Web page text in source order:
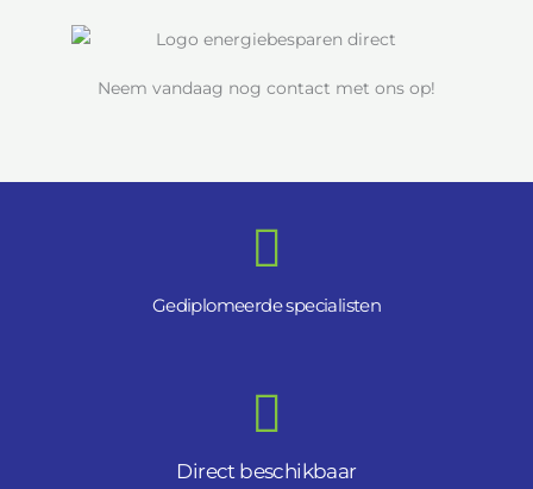
Neem vandaag nog contact met ons op!
Gediplomeerde specialisten
Direct beschikbaar